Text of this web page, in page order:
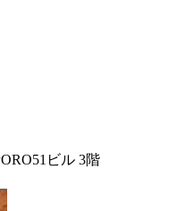
ビル 3階